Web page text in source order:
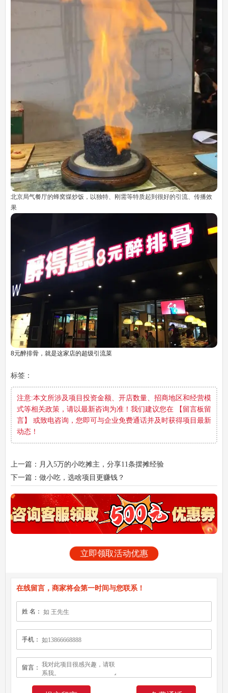
北京局气餐厅的蜂窝煤炒饭，以独特、刚需等特质起到很好的引流、传播效
果
8元醉排骨，就是这家店的超级引流菜
标签：
注意:本文所涉及项目投资金额、开店数量、招商地区和经营模
式等相关政策，请以最新咨询为准！我们建议您在 【留言板留
言】 或致电咨询，您即可与企业免费通话并及时获得项目最新
动态！
上一篇：月入5万的小吃摊主，分享11条摆摊经验
下一篇：做小吃，选啥项目更赚钱？
立即领取活动优惠
在线留言，商家将会第一时间与您联系！
姓 名：
手机：
留言：